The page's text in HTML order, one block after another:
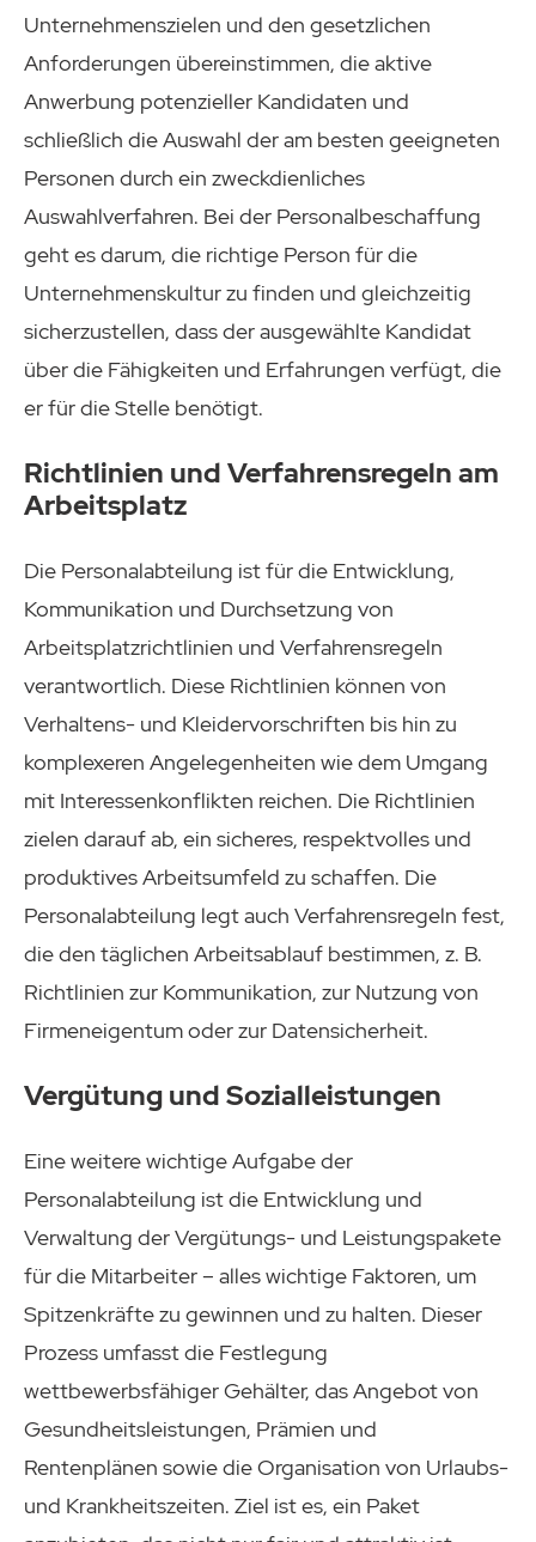
Unternehmenszielen und den gesetzlichen
Anforderungen übereinstimmen, die aktive
Anwerbung potenzieller Kandidaten und
schließlich die Auswahl der am besten geeigneten
Personen durch ein zweckdienliches
Auswahlverfahren. Bei der Personalbeschaffung
geht es darum, die richtige Person für die
Unternehmenskultur zu finden und gleichzeitig
sicherzustellen, dass der ausgewählte Kandidat
über die Fähigkeiten und Erfahrungen verfügt, die
er für die Stelle benötigt.
Richtlinien und Verfahrensregeln am
Arbeitsplatz
Die Personalabteilung ist für die Entwicklung,
Kommunikation und Durchsetzung von
Arbeitsplatzrichtlinien und Verfahrensregeln
verantwortlich. Diese Richtlinien können von
Verhaltens- und Kleidervorschriften bis hin zu
komplexeren Angelegenheiten wie dem Umgang
mit Interessenkonflikten reichen. Die Richtlinien
zielen darauf ab, ein sicheres, respektvolles und
produktives Arbeitsumfeld zu schaffen. Die
Personalabteilung legt auch Verfahrensregeln fest,
die den täglichen Arbeitsablauf bestimmen, z. B.
Richtlinien zur Kommunikation, zur Nutzung von
Firmeneigentum oder zur Datensicherheit.
Vergütung und Sozialleistungen
Eine weitere wichtige Aufgabe der
Personalabteilung ist die Entwicklung und
Verwaltung der Vergütungs- und Leistungspakete
für die Mitarbeiter – alles wichtige Faktoren, um
Spitzenkräfte zu gewinnen und zu halten. Dieser
Prozess umfasst die Festlegung
wettbewerbsfähiger Gehälter, das Angebot von
Gesundheitsleistungen, Prämien und
Rentenplänen sowie die Organisation von Urlaubs-
und Krankheitszeiten. Ziel ist es, ein Paket